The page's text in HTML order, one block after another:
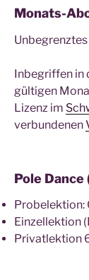
Monats-
Inbegriffen in
gültigen
Lizenz im
verbundenen
Pole Dance
Probelektion:
Einzellektion
Privatlektion